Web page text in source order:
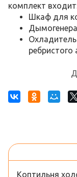
комплект
Шкаф для
Коптильня